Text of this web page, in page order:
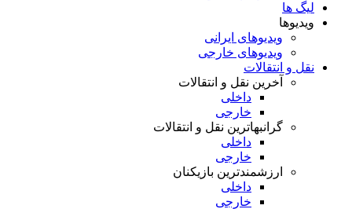
لیگ ها
ویدیوها
ویدیوهای ایرانی
ویدیوهای خارجی
نقل و انتقالات
آخرین نقل و انتقالات
داخلی
خارجی
گرانبهاترین نقل و انتقالات
داخلی
خارجی
ارزشمندترین بازیکنان
داخلی
خارجی